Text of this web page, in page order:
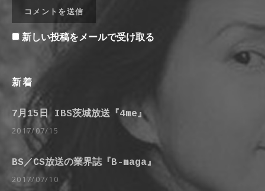
新しい投稿をメールで受け取る
新着
7月15日 IBS茨城放送『4me』
2017/07/15
BS／CS放送の業界誌『B-maga』
2017/07/10